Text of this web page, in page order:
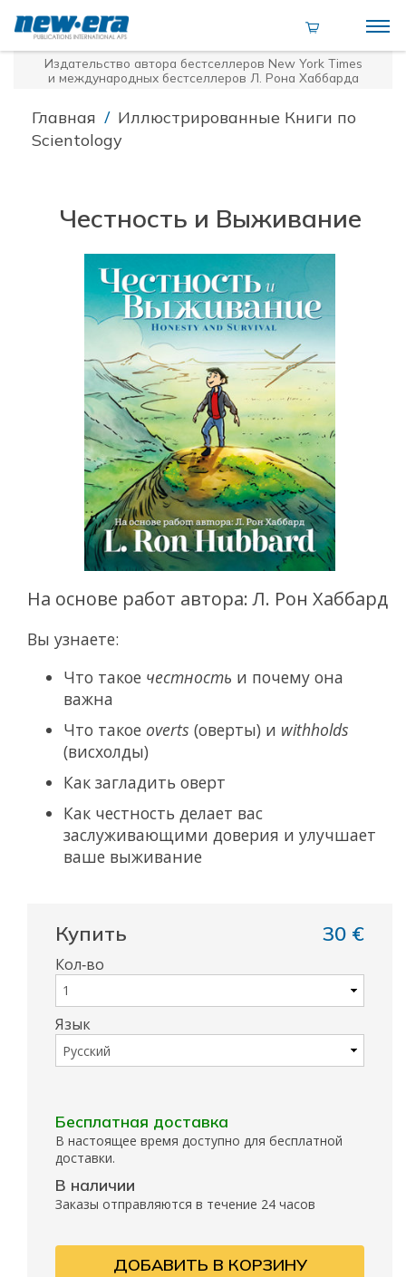
Издательство автора бестселлеров New York Times
и международных бестселлеров Л. Рона Хаббарда
Главная / Иллюстрированные Книги по
Scientology
Честность и Выживание
На основе работ автора: Л. Рон Хаббард
Вы узнаете:
Что такое честность и почему она
важна
Что такое overts (оверты) и withholds
(висхолды)
Как загладить оверт
Как честность делает вас
заслуживающими доверия и улучшает
ваше выживание
Купить 30 €
Кол‑во
Язык
Бесплатная доставка
В настоящее время доступно для бесплатной
доставки.
В наличии
Заказы отправляются в течение 24 часов
ДОБАВИТЬ В КОРЗИНУ